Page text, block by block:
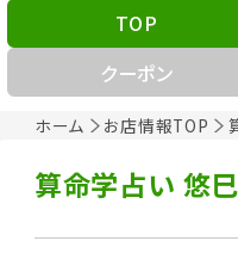
ホーム お店情報TOP
TOP
クーポン
算命学占い 悠巳